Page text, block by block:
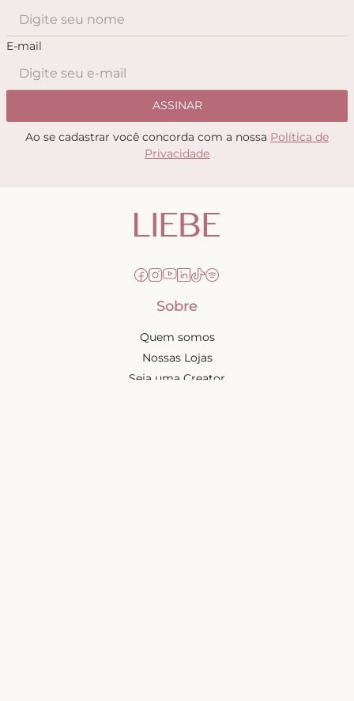
E-mail
ASSINAR
Ao se cadastrar você concorda com a nossa Política de
Privacidade
Sobre
Quem somos
Nossas Lojas
Seja uma Creator